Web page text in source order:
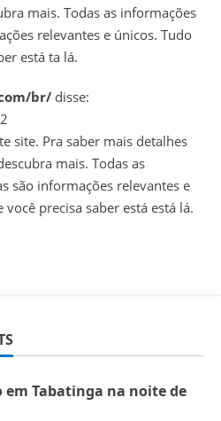
mais. Todas as informações
relevantes e únicos. Tudo
está ta lá.
br/ disse:
site. Pra saber mais detalhes
mais. Todas as
são informações relevantes e
precisa saber está está lá.
em Tabatinga na noite de